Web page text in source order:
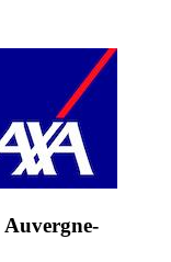
Auvergne-